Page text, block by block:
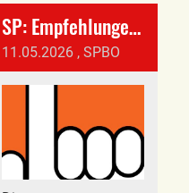
SP: Empfehlungen für die Abstimmungen vom 14. Juni 2026
11.05.2026 , SPBO